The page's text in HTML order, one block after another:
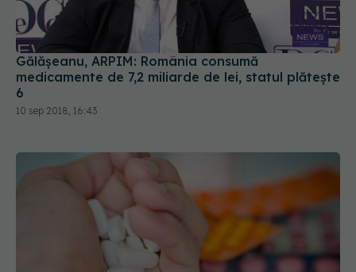
Gălășeanu, ARPIM: România consumă
medicamente de 7,2 miliarde de lei, statul plătește
6
10 sep 2018, 16:43